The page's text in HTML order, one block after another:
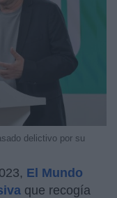
delictivo por su
El Mundo
que recogía